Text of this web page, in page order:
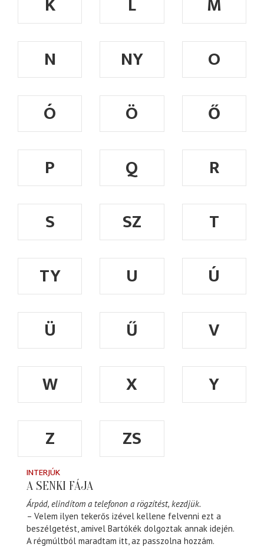
N
NY
O
Ó
Ö
Ő
P
Q
R
S
SZ
T
TY
U
Ú
Ü
Ű
V
W
X
Y
Z
ZS
INTERJÚK
A SENKI FÁJA
Árpád, elindítom a telefonon a rögzítést, kezdjük.
– Velem ilyen tekerős izével kellene felvenni ezt a
beszélgetést, amivel Bartókék dolgoztak annak idején.
A régmúltból maradtam itt, az passzolna hozzám.